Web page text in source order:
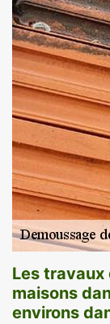
Les
maisons
environs